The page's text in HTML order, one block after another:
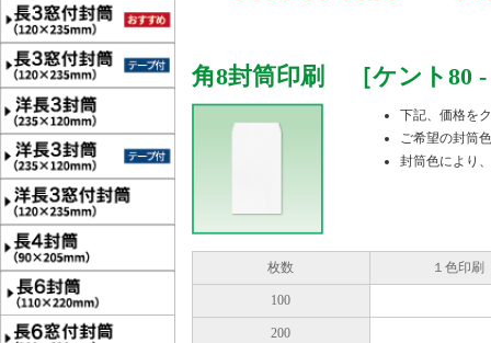
角8封筒印刷 ［ケント80 -
下記、価格を
ご希望の封筒
封筒色により
枚数 １色印刷
100
200